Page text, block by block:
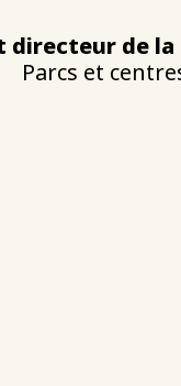
directeur de
Parcs et